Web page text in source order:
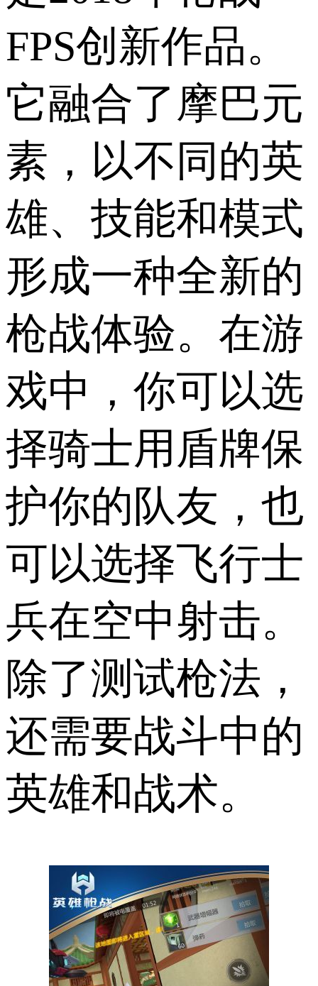
FPS创新作品。
它融合了摩巴元
素，以不同的英
雄、技能和模式
形成一种全新的
枪战体验。在游
戏中，你可以选
择骑士用盾牌保
护你的队友，也
可以选择飞行士
兵在空中射击。
除了测试枪法，
还需要战斗中的
英雄和战术。